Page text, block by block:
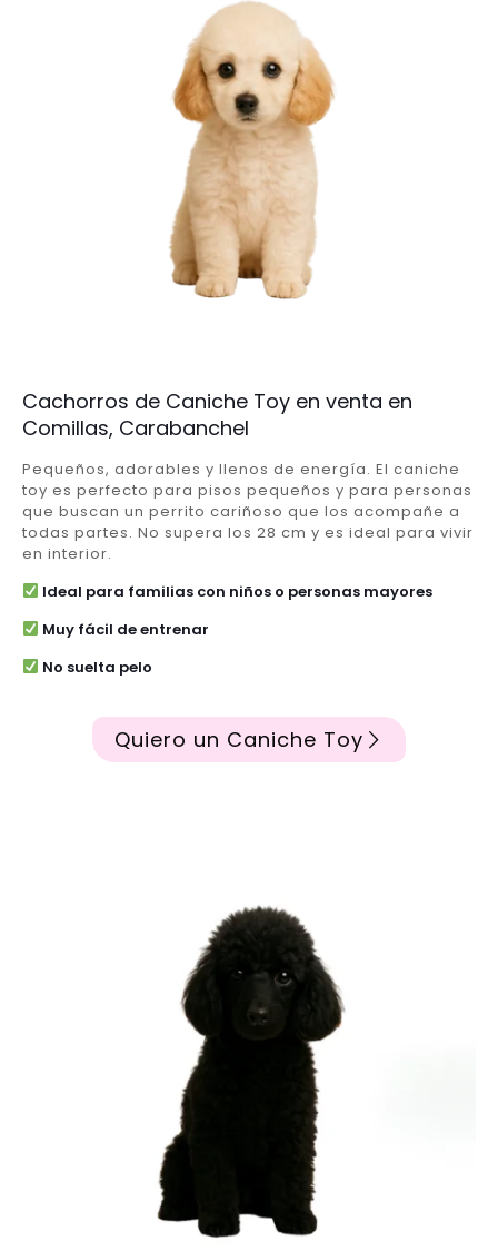
Cachorros de Caniche Toy en venta en
Comillas, Carabanchel
Pequeños, adorables y llenos de energía. El caniche
toy es perfecto para pisos pequeños y para personas
que buscan un perrito cariñoso que los acompañe a
todas partes. No supera los 28 cm y es ideal para vivir
en interior.
Ideal para familias con niños o personas mayores
Muy fácil de entrenar
No suelta pelo
Quiero un Caniche Toy